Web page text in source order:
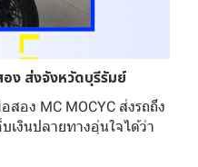
ง ส่งจังหวัดบุรีรัมย์
อง MC MOCYC ส่งรถถึง
เงินปลายทางอุ่นใจได้ว่า